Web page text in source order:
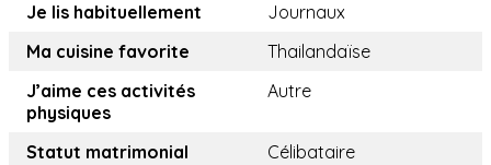
Je lis habituellement
Journaux
Ma cuisine favorite
Thailandaïse
J’aime ces activités
physiques
Autre
Statut matrimonial
Célibataire